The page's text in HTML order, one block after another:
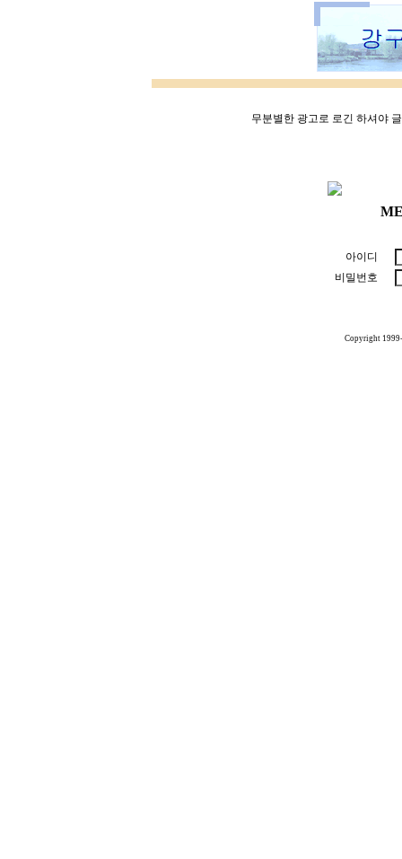
무분별한 광고로 로긴 하셔야
아이디
비밀번호
Copyright